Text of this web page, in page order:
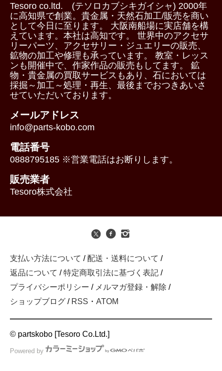
Tesoro co.ltd. (テソロカブシキガイシャ) 2000年
に高知県で創業。貴金属・天然石加工/販売を商い
として今日に至ります。 大阪南船場に実店舗を構
えています。本社は高知です。 世界中のアクセサ
リーパーツ、アクセサリー・ジュエリーの販売、
鉱物の加工や修理も承っています。 教室・レッス
ンも開催中で、作家作品の販売もしてます。 鉱
物・貴金属の買取サービスもあり、石においては
採掘～加工～処理・再生、最後までおつきあいさ
せていただいております。
メールアドレス
info@parts-kobo.com
電話番号
0888795185 ※営業電話はお断りします。
販売業者
Tesoro株式会社
支払い方法について / 配送・送料について /
返品について / 特定商取引法に基づく表記 /
プライバシーポリシー / メルマガ登録・解除 /
ショップブログ / RSS ・ ATOM
© partskobo [Tesoro Co.Ltd.]
Powered by